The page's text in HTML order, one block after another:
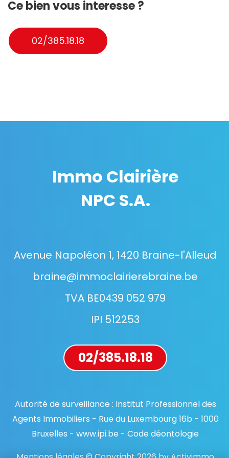
Ce bien vous interesse ?
02/385.18.18
Immo Clairière
NPC S.A.
Avenue Napoléon 1, 1420 Braine-l'Alleud
braine@immoclairierebraine.be
TVA BE0439 052 979
IPI 512253
02/385.18.18
Autorité de surveillance : Institut Professionnel des
Agents Immobiliers - Rue du Luxembourg 16b - 1000
Bruxelles - www.ipi.be - Code déontologie